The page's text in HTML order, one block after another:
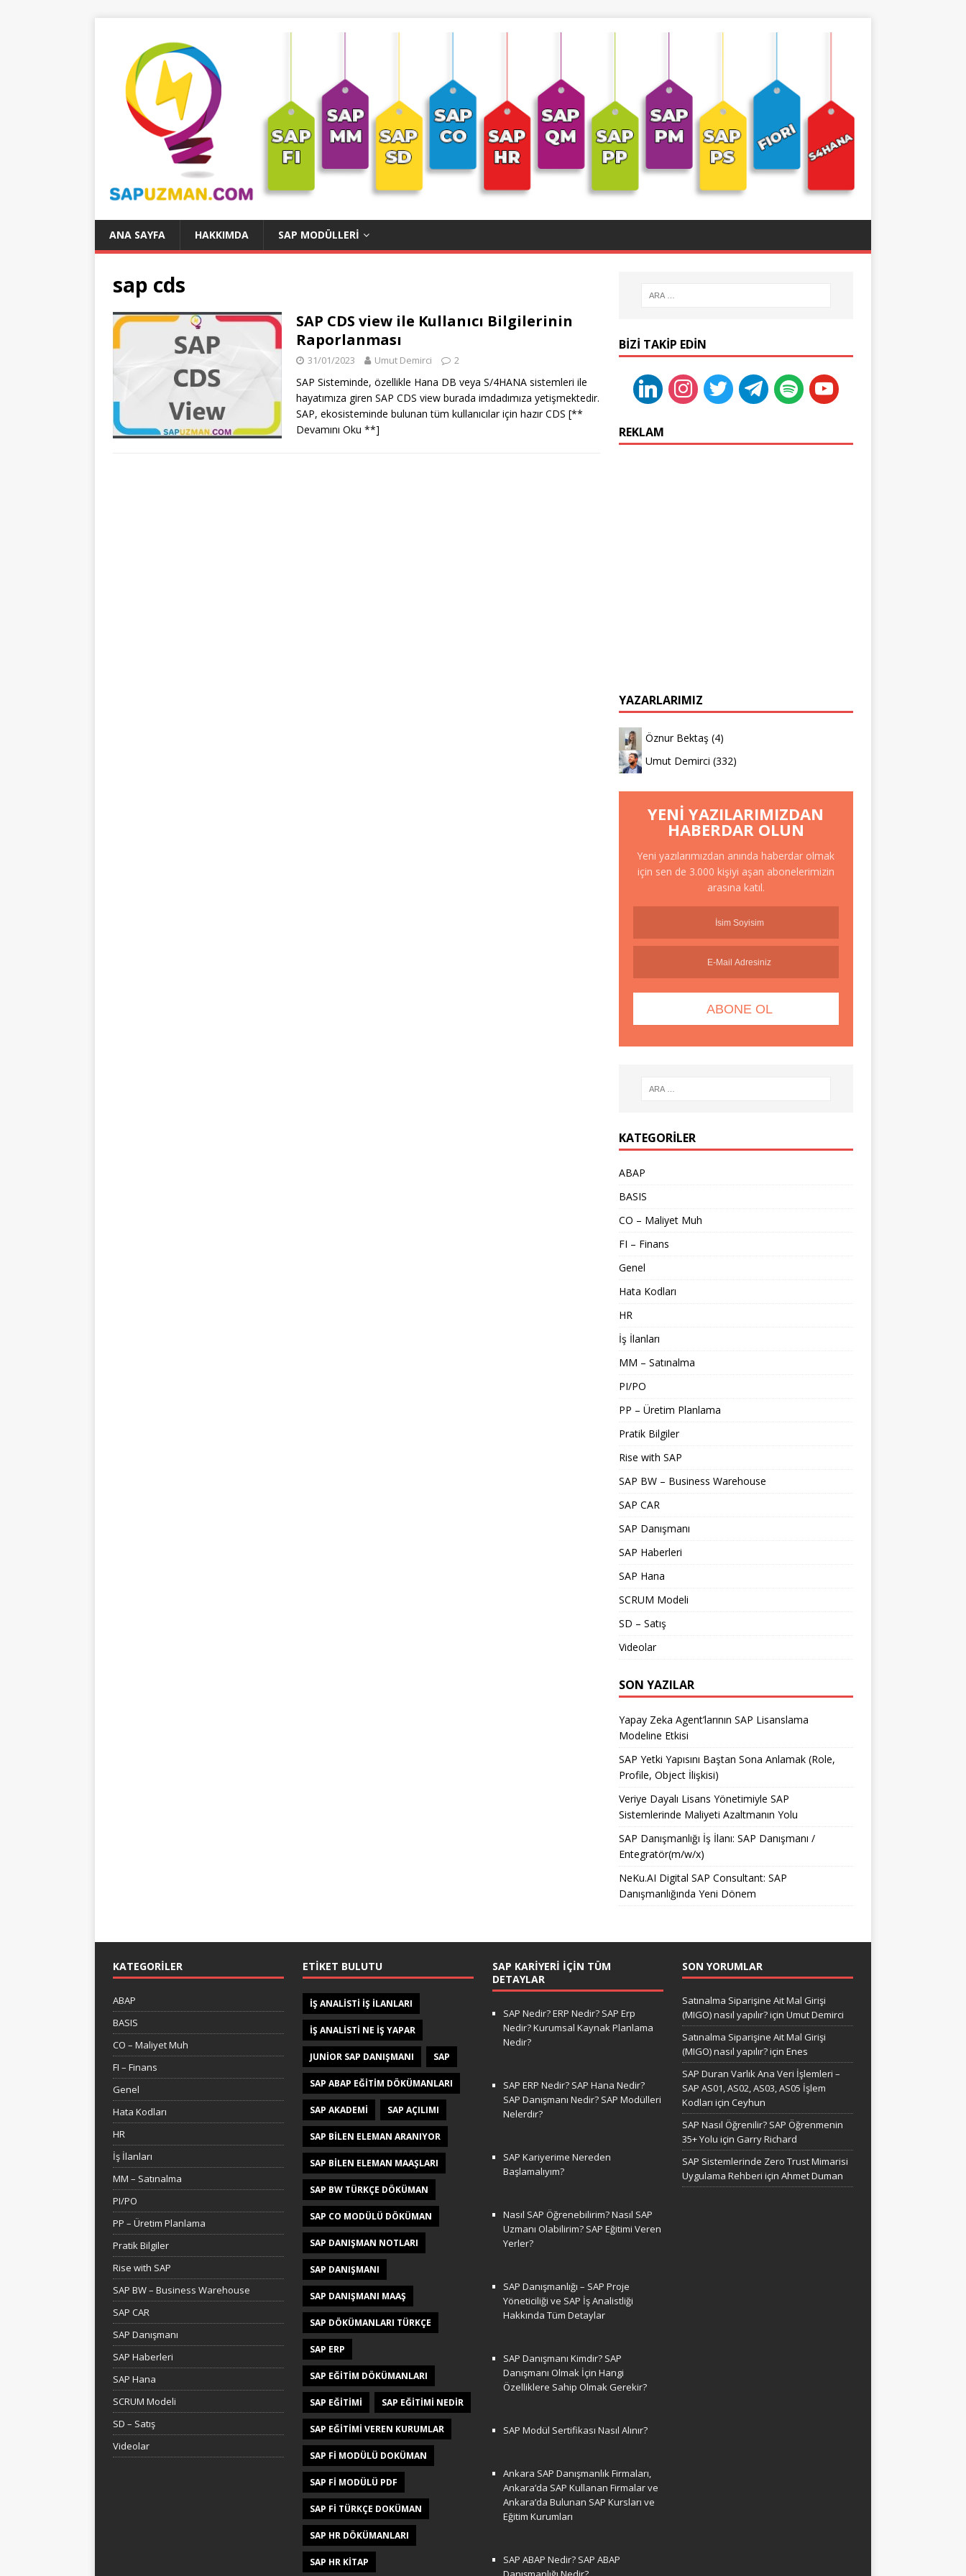
ANA SAYFA HAKKIMDA SAP MODÜLLERI
sap cds
SAP CDS view ile Kullanıcı Bilgilerinin
Raporlanması
31/01/2023 Umut Demirci 2
SAP Sisteminde, özellikle Hana DB veya S/4HANA sistemleri ile
hayatımıza giren SAP CDS view burada imdadımıza yetişmektedir.
SAP, ekosisteminde bulunan tüm kullanıcılar için hazır CDS [**
Devamını Oku **]
BIZI TAKIP EDIN
REKLAM
YAZARLARIMIZ
Öznur Bektaş (4)
Umut Demirci (332)
YENI YAZILARIMIZDAN
HABERDAR OLUN
Yeni yazılarımızdan anında haberdar olmak
için sen de 3.000 kişiyi aşan abonelerimizin
arasına katıl.
KATEGORILER
ABAP
BASIS
CO – Maliyet Muh
FI – Finans
Genel
Hata Kodları
HR
İş İlanları
MM – Satınalma
PI/PO
PP – Üretim Planlama
Pratik Bilgiler
Rise with SAP
SAP BW – Business Warehouse
SAP CAR
SAP Danışmanı
SAP Haberleri
SAP Hana
SCRUM Modeli
SD – Satış
Videolar
SON YAZILAR
Yapay Zeka Agent’larının SAP Lisanslama
Modeline Etkisi
SAP Yetki Yapısını Baştan Sona Anlamak (Role,
Profile, Object İlişkisi)
Veriye Dayalı Lisans Yönetimiyle SAP
Sistemlerinde Maliyeti Azaltmanın Yolu
SAP Danışmanlığı İş İlanı: SAP Danışmanı /
Entegratör(m/w/x)
NeKu.AI Digital SAP Consultant: SAP
Danışmanlığında Yeni Dönem
KATEGORILER
ABAP
BASIS
CO – Maliyet Muh
FI – Finans
Genel
Hata Kodları
HR
İş İlanları
MM – Satınalma
PI/PO
PP – Üretim Planlama
Pratik Bilgiler
Rise with SAP
SAP BW – Business Warehouse
SAP CAR
SAP Danışmanı
SAP Haberleri
SAP Hana
SCRUM Modeli
SD – Satış
Videolar
ETIKET BULUTU
IŞ ANALISTI IŞ ILANLARI
IŞ ANALISTI NE IŞ YAPAR
JUNIOR SAP DANIŞMANI SAP
SAP ABAP EĞITIM DÖKÜMANLARI
SAP AKADEMI SAP AÇILIMI
SAP BILEN ELEMAN ARANIYOR
SAP BILEN ELEMAN MAAŞLARI
SAP BW TÜRKÇE DÖKÜMAN
SAP CO MODÜLÜ DÖKÜMAN
SAP DANIŞMAN NOTLARI
SAP DANIŞMANI
SAP DANIŞMANI MAAŞ
SAP DÖKÜMANLARI TÜRKÇE
SAP ERP
SAP EĞITIM DÖKÜMANLARI
SAP EĞITIMI SAP EĞITIMI NEDIR
SAP EĞITIMI VEREN KURUMLAR
SAP FI MODÜLÜ DOKÜMAN
SAP FI MODÜLÜ PDF
SAP FI TÜRKÇE DOKÜMAN
SAP HR DÖKÜMANLARI
SAP HR KITAP
SAP KARIYERI İÇIN TÜM
DETAYLAR
SAP Nedir? ERP Nedir? SAP Erp
Nedir? Kurumsal Kaynak Planlama
Nedir?
SAP ERP Nedir? SAP Hana Nedir?
SAP Danışmanı Nedir? SAP Modülleri
Nelerdir?
SAP Kariyerime Nereden
Başlamalıyım?
Nasıl SAP Öğrenebilirim? Nasıl SAP
Uzmanı Olabilirim? SAP Eğitimi Veren
Yerler?
SAP Danışmanlığı – SAP Proje
Yöneticiliği ve SAP İş Analistliği
Hakkında Tüm Detaylar
SAP Danışmanı Kimdir? SAP
Danışmanı Olmak İçin Hangi
Özelliklere Sahip Olmak Gerekir?
SAP Modül Sertifikası Nasıl Alınır?
Ankara SAP Danışmanlık Firmaları,
Ankara’da SAP Kullanan Firmalar ve
Ankara’da Bulunan SAP Kursları ve
Eğitim Kurumları
SAP ABAP Nedir? SAP ABAP
SON YORUMLAR
Satınalma Siparişine Ait Mal Girişi
(MIGO) nasıl yapılır?için Umut Demirci
Satınalma Siparişine Ait Mal Girişi
(MIGO) nasıl yapılır?için Enes
SAP Duran Varlık Ana Veri İşlemleri –
SAP AS01, AS02, AS03, AS05 İşlem
Kodları için Ceyhun
SAP Nasıl Öğrenilir? SAP Öğrenmenin
35+ Yolu için Garry Richard
SAP Sistemlerinde Zero Trust Mimarisi
Uygulama Rehberi için Ahmet Duman